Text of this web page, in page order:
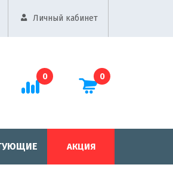
Личный кабинет
0 0
АКЦИЯ